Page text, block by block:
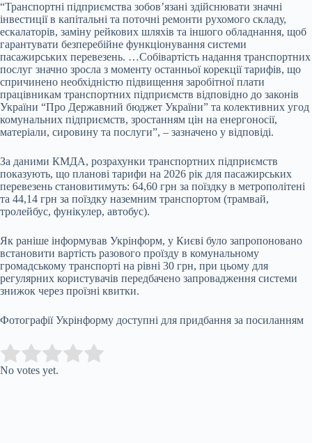
“Транспортні підприємства зобов’язані здійснювати значні
інвестиції в капітальні та поточні ремонти рухомого складу,
ескалаторів, заміну рейкових шляхів та іншого обладнання, щоб
гарантувати безперебійне функціонування системи
пасажирських перевезень. …Собівартість надання транспортних
послуг значно зросла з моменту останньої корекції тарифів, що
спричинено необхідністю підвищення заробітної плати
працівникам транспортних підприємств відповідно до законів
України “Про Державний бюджет України” та колективних угод
комунальних підприємств, зростанням цін на енергоносії,
матеріали, сировину та послуги”, – зазначено у відповіді.
За даними КМДА, розрахунки транспортних підприємств
показують, що планові тарифи на 2026 рік для пасажирських
перевезень становитимуть: 64,60 грн за поїздку в метрополітені
та 44,14 грн за поїздку наземним транспортом (трамвай,
тролейбус, фунікулер, автобус).
Як раніше інформував Укрінформ, у Києві було запропоновано
встановити вартість разового проїзду в комунальному
громадському транспорті на рівні 30 грн, при цьому для
регулярних користувачів передбачено запровадження системи
знижок через проїзні квитки.
Фотографії Укрінформу доступні для придбання за посиланням
Rate this item:
No votes yet.